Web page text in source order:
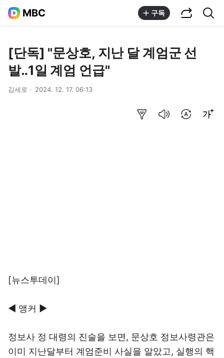
MBC 구독
[단독] "문상호, 지난 달 계엄군 선
발‥1일 계엄 언급"
김세로 2024. 12. 17. 06:13
[뉴스투데이]
◀ 앵커 ▶
정보사 정 대령의 진술을 보면, 문상호 정보사령관은
이미 지난달부터 계엄준비 사실을 알았고, 실행의 핵